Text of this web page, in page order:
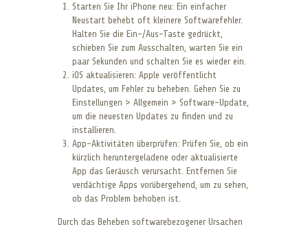
Starten Sie Ihr iPhone neu: Ein einfacher
Neustart behebt oft kleinere Softwarefehler.
Halten Sie die Ein-/Aus-Taste gedrückt,
schieben Sie zum Ausschalten, warten Sie ein
paar Sekunden und schalten Sie es wieder ein.
iOS aktualisieren: Apple veröffentlicht
Updates, um Fehler zu beheben. Gehen Sie zu
Einstellungen > Allgemein > Software-Update,
um die neuesten Updates zu finden und zu
installieren.
App-Aktivitäten überprüfen: Prüfen Sie, ob ein
kürzlich heruntergeladene oder aktualisierte
App das Geräusch verursacht. Entfernen Sie
verdächtige Apps vorübergehend, um zu sehen,
ob das Problem behoben ist.
Durch das Beheben softwarebezogener Ursachen